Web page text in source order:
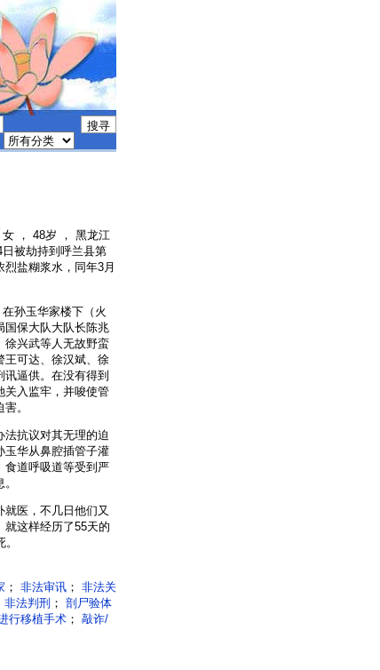
， 48岁 ， 黑龙江
被劫持到呼兰县第
盐糊浆水，同年3月
孙玉华家楼下（火
国保大队大队长陈兆
徐兴武等人无故野蛮
王可达、徐汉斌、徐
讯逼供。在没有得到
关入监牢，并唆使管
。
抗议对其无理的迫
玉华从鼻腔插管子灌
食道呼吸道等受到严
医，不几日他们又
就这样经历了55天的
； 非法审讯 ； 非法关
非法判刑 ； 剖尸验体
行移植手术 ； 敲诈/